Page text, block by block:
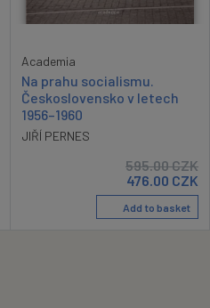
Academia
Na prahu socialismu.
Československo v letech
1956–1960
JIŘÍ PERNES
595.00CZK
476.00 CZK
Add to basket